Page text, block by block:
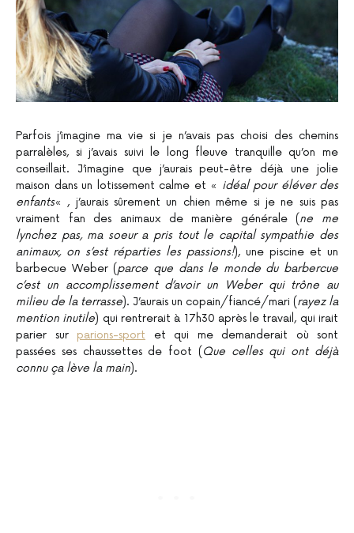
Parfois j’imagine ma vie si je n’avais pas choisi des chemins
parralèles, si j’avais suivi le long fleuve tranquille qu’on me
conseillait. J’imagine que j’aurais peut-être déjà une jolie
maison dans un lotissement calme et « idéal pour éléver des
enfants« , j’aurais sûrement un chien même si je ne suis pas
vraiment fan des animaux de manière générale (ne me
lynchez pas, ma soeur a pris tout le capital sympathie des
animaux, on s’est réparties les passions!), une piscine et un
barbecue Weber (parce que dans le monde du barbercue
c’est un accomplissement d’avoir un Weber qui trône au
milieu de la terrasse). J’aurais un copain/fiancé/mari (rayez la
mention inutile) qui rentrerait à 17h30 après le travail, qui irait
parier sur parions-sport et qui me demanderait où sont
passées ses chaussettes de foot ( Que celles qui ont déjà
connu ça lève la main).